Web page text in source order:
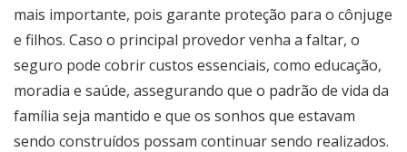
mais importante, pois garante proteção para o cônjuge
e filhos. Caso o principal provedor venha a faltar, o
seguro pode cobrir custos essenciais, como educação,
moradia e saúde, assegurando que o padrão de vida da
família seja mantido e que os sonhos que estavam
sendo construídos possam continuar sendo realizados.